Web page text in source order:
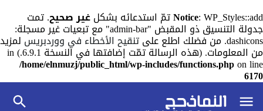
Notice: WP_Styles::add تمّ استدعائه بشكل غير صحيح. تمت
جدولة التنسيق ذو المقبض "admin-bar" مع تبعيات غير مسجلة:
dashicons. من فضلك اطلع على تنقيح الأخطاء في ووردبريس لمزيد
من المعلومات. (هذه الرسالة تمّت إضافتها في النسخة 6.9.1.) in
/home/elnmuzj/public_html/wp-includes/functions.phpon line
6170